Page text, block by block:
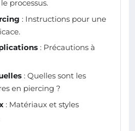
processus.
: Instructions pour une
: Précautions à
: Quelles sont les
en piercing ?
: Matériaux et styles